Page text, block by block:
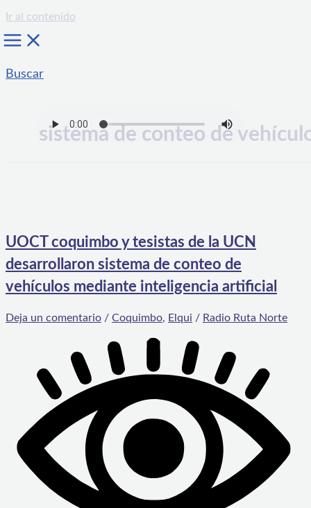
Ir al contenido
Buscar
sistema de conteo de
UOCT coquimbo y tesistas de la UCN
desarrollaron sistema de conteo de
vehículos mediante inteligencia artificial
Deja un comentario / Coquimbo, Elqui / Radio Ruta Norte